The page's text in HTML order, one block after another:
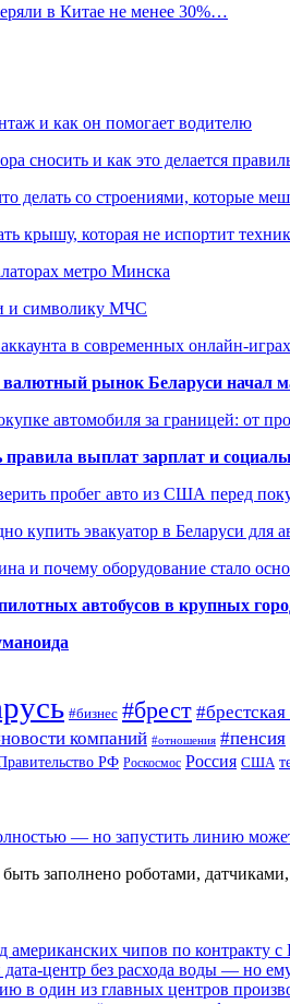
в Китае не менее 30%…
и как он помогает водителю
сносить и как это делается
делать со строениями, которые
крышу, которая не испортит
метро Минска
и символику МЧС
в современных онлайн-играх
рынок Беларуси начал
автомобиля за границей: от
выплат зарплат и
пробег авто из США перед
купить эвакуатор в Беларуси для
и почему оборудование стало
автобусов в крупных
#бизнес #брест
компаний #отношения #пенсия
РФ Роскосмос Россия США
— но запустить линию
заполнено роботами,
американских чипов по контракту
центр без расхода воды — но
в один из главных центров